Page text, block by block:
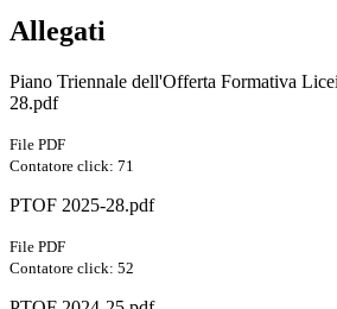
Allegati
Piano Triennale dell'Offerta Formativa
28.pdf
File PDF
Contatore click: 71
PTOF 2025-28.pdf
File PDF
Contatore click: 52